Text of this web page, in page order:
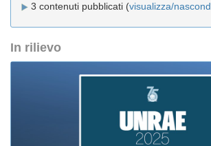
3 contenuti pubblicati (visualizza/
In rilievo